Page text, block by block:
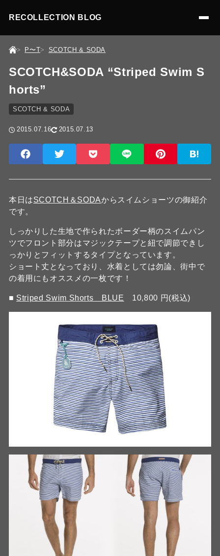
RECOLLECTION BLOG
P〜T SCOTCH & SODA
SCOTCH&SODA “Striped Swim S
horts”
SCOTCH & SODA
2015.07.16 2015.07.13
本日はSCOTCH＆SODAからスイムショーツの御紹介
です。
しっかりした生地で作られたボーダー柄のスイムパン
ツでフロント部分はマジックテープと紐で調節できし
っかりとフィットするタイプとなっています。
ショート丈となっており、水着としては勿論、街中で
の着用にもオススメの一枚です！
■ Striped Swim Shorts BLUE 10,800 円(税込)